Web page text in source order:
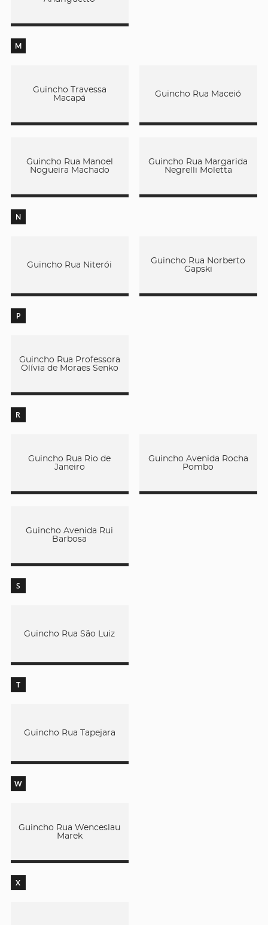
M
Guincho Travessa
Macapá
Guincho Rua Maceió
Guincho Rua Manoel
Nogueira Machado
Guincho Rua Margarida
Negrelli Moletta
N
Guincho Rua Niterói
Guincho Rua Norberto
Gapski
P
Guincho Rua Professora
Olívia de Moraes Senko
R
Guincho Rua Rio de
Janeiro
Guincho Avenida Rocha
Pombo
Guincho Avenida Rui
Barbosa
S
Guincho Rua São Luiz
T
Guincho Rua Tapejara
W
Guincho Rua Wenceslau
Marek
X